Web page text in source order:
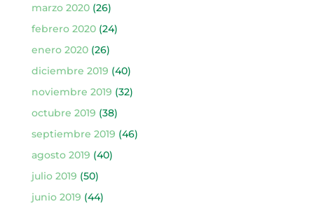
marzo 2020(26)
febrero 2020(24)
enero 2020(26)
diciembre 2019 (40)
noviembre 2019 (32)
octubre 2019 (38)
septiembre 2019 (46)
agosto 2019 (40)
julio 2019 (50)
junio 2019 (44)